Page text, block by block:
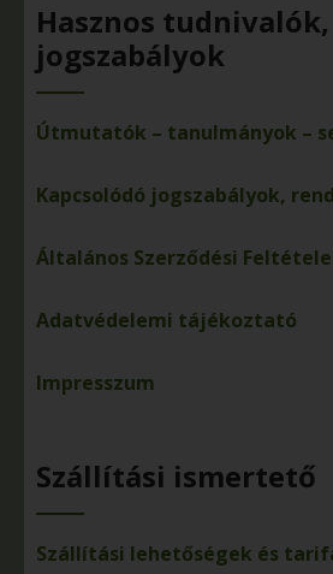
Hasznos tudnivalók,
jogszabályok
Útmutatók – tanulmányok –
Kapcsolódó jogszabályok,
Általános Szerződési
Adatvédelemi tájékoztató
Impresszum
Szállítási ismertető
Szállítási lehetőségek és